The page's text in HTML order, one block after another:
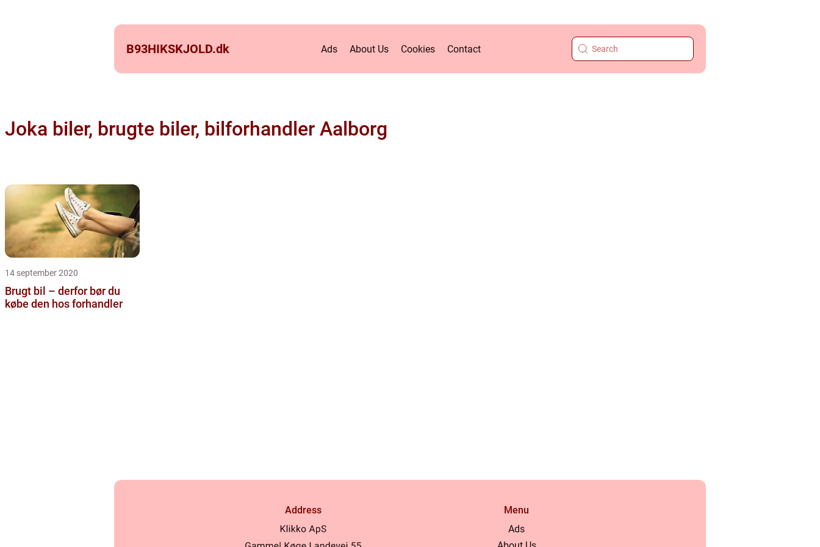
B93HIKSKJOLD.dk Ads About Us Cookies Contact
Joka biler, brugte biler, bilforhandler Aalborg
14 september 2020
Brugt bil – derfor bør du
købe den hos forhandler
Address
Menu
Ads